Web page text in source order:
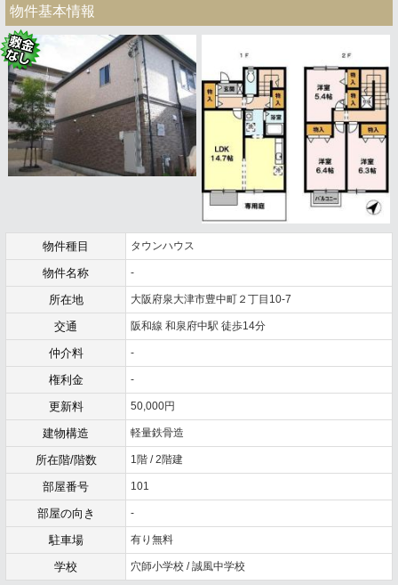
物件基本情報
物件種目 タウンハウス
物件名称 -
所在地 大阪府泉大津市豊中町２丁目10-7
交通 阪和線 和泉府中駅 徒歩14分
仲介料 -
権利金 -
更新料 50,000円
建物構造 軽量鉄骨造
所在階/階数 1階 / 2階建
部屋番号 101
部屋の向き -
駐車場 有り無料
学校 穴師小学校 / 誠風中学校